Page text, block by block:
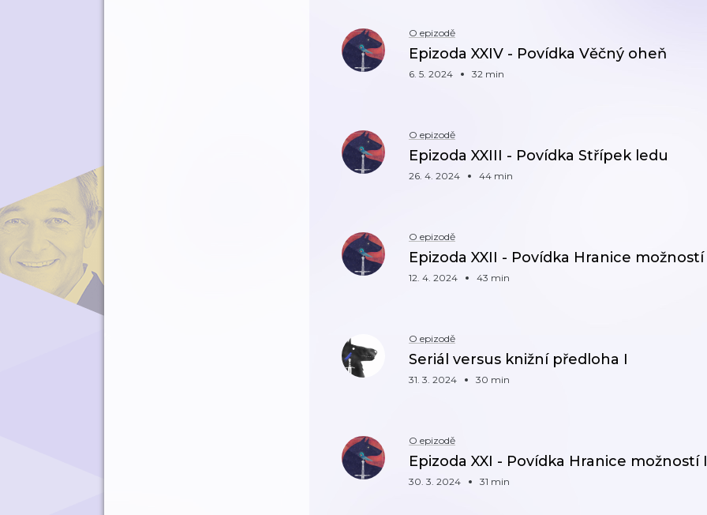
O epizodě
Epizoda XXIV - Povídka Věčný oheň
6. 5. 2024 32 min
O epizodě
Epizoda XXIII - Povídka Střípek ledu
26. 4. 2024 44 min
O epizodě
Epizoda XXII - Povídka Hranice možností
12. 4. 2024 43 min
O epizodě
Seriál versus knižní předloha I
31. 3. 2024 30 min
O epizodě
Epizoda XXI - Povídka Hranice možností I
30. 3. 2024 31 min